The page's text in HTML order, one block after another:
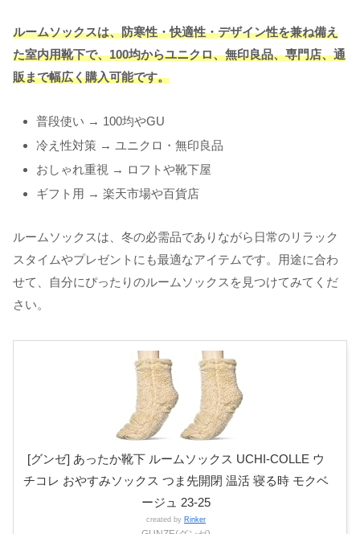
ルームソックスは、防寒性・快適性・デザイン性を兼ね備え
た室内用靴下で、100均からユニクロ、無印良品、専門店、通
販まで幅広く購入可能です。
普段使い → 100均やGU
冷え性対策 → ユニクロ・無印良品
おしゃれ重視 → ロフトや靴下屋
ギフト用 → 楽天市場や百貨店
ルームソックスは、冬の必需品でありながら日常のリラック
スタイムやプレゼントにも最適なアイテムです。用途に合わ
せて、自分にぴったりのルームソックスを見つけてみてくだ
さい。
[グンゼ] あったか靴下 ルームソックス UCHI-COLLE ウ
チコレ おやすみソックス つま先開閉 温活 寝る時 モクベ
ージュ 23-25
created by Rinker